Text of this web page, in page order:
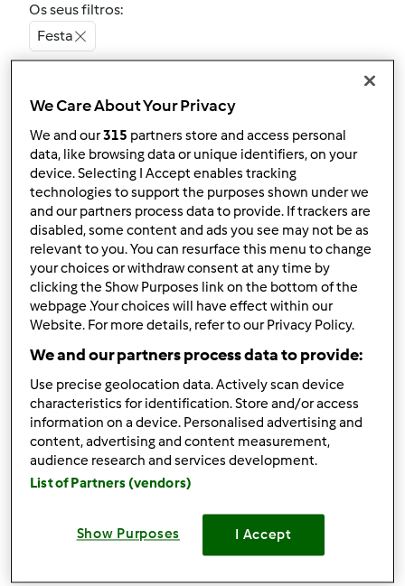
Os seus filtros:
Festa
Pudim de Chia e Ricota
porGast
0 1 Fácil 4
Pão de ló Húmido
0 1 Fácil 1 40min
Salame de Chocolate
We Care About Your Privacy
We and our315 partners store and access personal
data, like browsing data or unique identifiers, on your
device. Selecting I Accept enables tracking
technologies to support the purposes shown under we
and our partners process data to provide. If trackers are
disabled, some content and ads you see may not be as
relevant to you. You can resurface this menu to change
your choices or withdraw consent at any time by
clicking the Show Purposes link on the bottom of the
webpage .Your choices will have effect within our
Website. For more details, refer to our Privacy Policy.
We and our partners process data to provide:
Use precise geolocation data. Actively scan device
characteristics for identification. Store and/or access
information on a device. Personalised advertising and
content, advertising and content measurement,
audience research and services development.
List of Partners (vendors)
Show Purposes I Accept